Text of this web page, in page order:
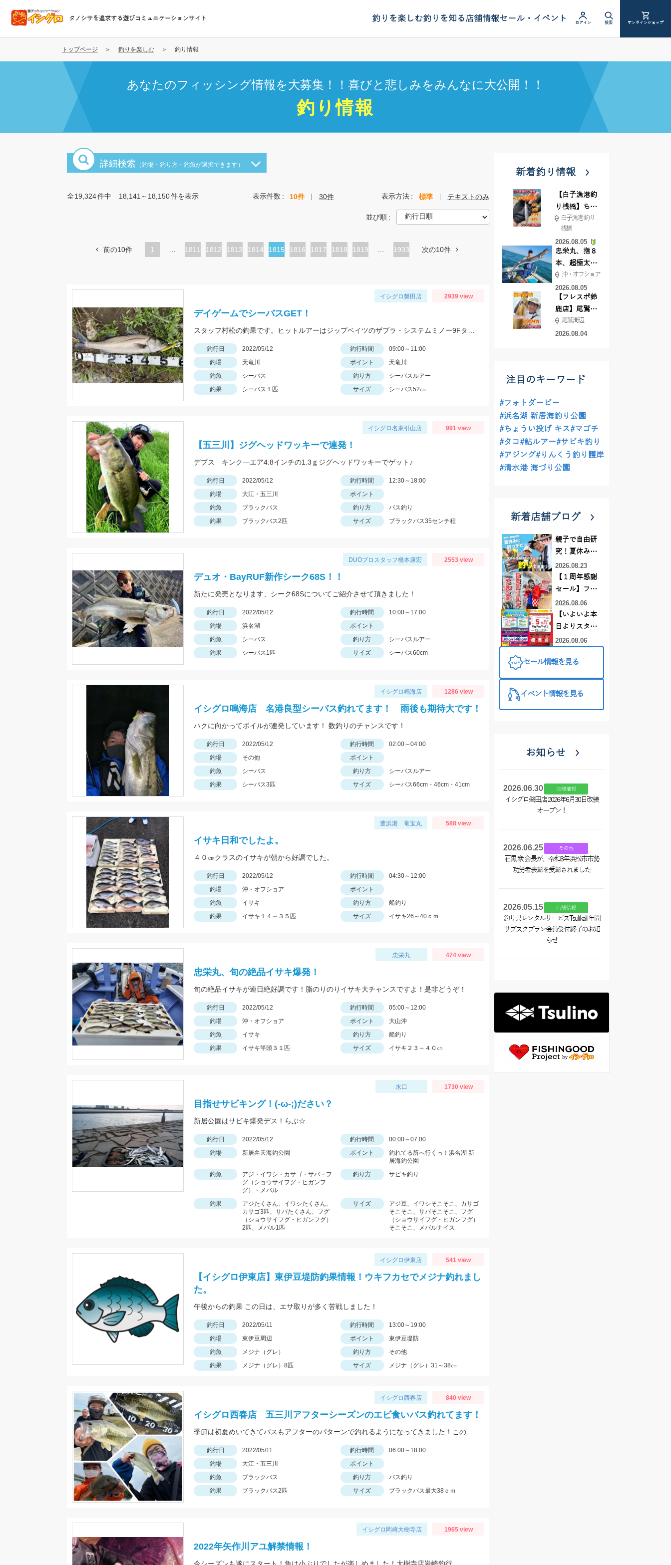
コ
テ
タノシサを追求する遊びコミュニケーションサイト 釣りを楽しむ釣りを知る店舗情報セール・イベント ログイン 検索 オンラインショップ
トップページ 釣りを楽しむ 釣り情報
あなたのフィッシング情報を大募集！！喜びと悲しみをみんなに大公開！！
釣り情報
詳細検索 （釣場・釣り方・釣魚が選択できます）
全19,324件中 18,141～18,150件を表示 表示件数 10件 30件 表示方法 標準 テキストのみ
並び順
前の10件 1
ペ
1811
ペ
1812
ペ
1813
ペ
1814
カ
ペ
1815
ペ
1816
ペ
1817
ペ
1818
ペ
1819 1933 次の10件
イシグロ磐田店 2939 view
デイゲームでシーバスGET！
釣行日 2022/05/12 釣行時間
09:00～11:00
釣場
天竜川 ポイント
天竜川
釣魚
シーバス 釣り方
シーバスルアー
釣果
シーバス１匹 サイズ シーバス52㎝
イシグロ名東引山店 991 view
【五三川】ジグヘッドワッキーで連発！
デプス キンク―エア4.8インチの1.3ｇジグヘッドワッキーでゲット♪
釣行日 2022/05/12 釣行時間
12:30～18:00
釣場
大江・五三川
ポイント
釣魚
ブラックバス 釣り方
バス釣り
釣果
ブラックバス2匹 サイズ ブラックバス35センチ程
DUOプロスタッフ橋本康宏 2553 view
デュオ・BayRUF新作シーク68S！！
新たに発売となります、シーク68Sについてご紹介させて頂きました！
釣行日 2022/05/12 釣行時間
10:00～17:00
釣場
浜名湖
ポイント
釣魚
シーバス 釣り方
シーバスルアー
釣果
シーバス1匹 サイズ シーバス60cm
イシグロ鳴海店 1286 view
イシグロ鳴海店 名港良型シーバス釣れてます！ 雨後も期待大です！
ハクに向かってボイルが連発しています！ 数釣りのチャンスです！
釣行日 2022/05/12 釣行時間
02:00～04:00
釣場
その他
ポイント
釣魚
シーバス 釣り方
シーバスルアー
釣果
シーバス3匹 サイズ シーバス66cm・46cm・41cm
豊浜港 竜宝丸 588 view
イサキ日和でしたよ。
４０㎝クラスのイサキが朝から好調でした。
釣行日 2022/05/12 釣行時間
04:30～12:00
釣場
沖・オフショア
ポイント
釣魚
イサキ 釣り方
船釣り
釣果
イサキ１４～３５匹 サイズ イサキ26～40ｃｍ
忠栄丸 474 view
忠栄丸、旬の絶品イサキ爆発！
旬の絶品イサキが連日絶好調です！脂のりのりイサキ大チャンスですよ！是非どうぞ！
釣行日 2022/05/12 釣行時間
05:00～12:00
釣場
沖・オフショア ポイント
大山沖
釣魚
イサキ 釣り方
船釣り
釣果
イサキ竿頭３１匹 サイズ イサキ２３～４０㎝
水口 1730 view
目指せサビキング！(-ω-;)ださい？
新居公園はサビキ爆発デス！らぶ☆
釣行日 2022/05/12 釣行時間
00:00～07:00
釣場
新居弁天海釣公園 ポイント
釣れてる所へ行くっ！浜名湖 新
居海釣公園
釣魚
アジ・イワシ・カサゴ・サバ・フ
グ（ショウサイフグ・ヒガンフ
グ）・メバル
釣り方 サビキ釣り
釣果
アジたくさん、イワシたくさん、
カサゴ3匹、サバたくさん、フグ
（ショウサイフグ・ヒガンフグ）
2匹、メバル1匹
サイズ
アジ豆、イワシそこそこ、カサゴ
そこそこ、サバそこそこ、フグ
（ショウサイフグ・ヒガンフグ）
そこそこ、メバルナイス
イシグロ伊東店 541 view
【イシグロ伊東店】東伊豆堤防釣果情報！ウキフカセでメジナ釣れまし
た。
午後からの釣果 この日は、エサ取りが多く苦戦しました！
釣行日 2022/05/11 釣行時間
13:00～19:00
釣場
東伊豆周辺 ポイント
東伊豆堤防
釣魚
メジナ（グレ） 釣り方
その他
釣果
メジナ（グレ）8匹 サイズ メジナ（グレ）31～38㎝
イシグロ西春店 840 view
イシグロ西春店 五三川アフターシーズンのエビ食いバス釣れてます！
釣行日 2022/05/11 釣行時間
06:00～18:00
釣場
大江・五三川
ポイント
釣魚
ブラックバス 釣り方
バス釣り
釣果
ブラックバス2匹 サイズ ブラックバス最大38ｃｍ
イシグロ岡崎大樹寺店 1965 view
2022年矢作川アユ解禁情報！
新着釣り情報
【白子漁港釣
り桟橋】ちょ
い投げ釣りが
絶好調!キスや
ハゼが簡単に
釣れますよ💛
白子漁港 釣り
桟橋
2026.08.05
忠栄丸、指８
本、超極太ド
ラゴン登場！
沖・オフショア
2026.08.05
【フレスポ鈴
鹿店】尾鷲方
面にて夏イカ
エギング!!
尾鷲周辺
2026.08.04
注目のキーワード
#フォトダービー
#浜名湖 新居海釣り公園
#ちょうい投げ キス#マゴチ
#タコ#鮎ルアー#サビキ釣り
#アジング#りんくう釣り護岸
#清水港 海づり公園
新着店舗ブログ
親子で自由研
究！夏休みに
釣りデビュー
2026.08.23
【１周年感謝
セール】フレ
スポ鈴鹿店！
オススメ竿 リ
ールをご紹介
❤買うなら今
がお得です！
2026.08.06
【いよいよ本
日よりスター
ト】この夏、
なるセールが
会をぜひご利
用くださ
2026.08.06
セール情報を見る
イベント情報を見る
お知らせ
2026.06.30 店舗情報
イシグロ磐田店 2026年6月30日改装
オープン！
2026.06.25 その他
石黒 衆 会長が、令和8年浜松市市勢
功労者表彰を受彰されました
2026.05.15 店舗情報
釣り具レンタルサービスTsulikali 年間
サブスクプラン会員受付終了のお知
らせ